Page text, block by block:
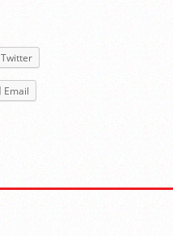
Twitter
Email